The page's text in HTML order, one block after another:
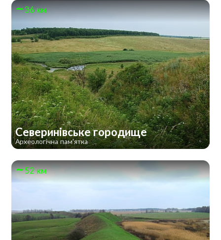
36 км
Северинівське городище
Археологічна пам'ятка
52 км